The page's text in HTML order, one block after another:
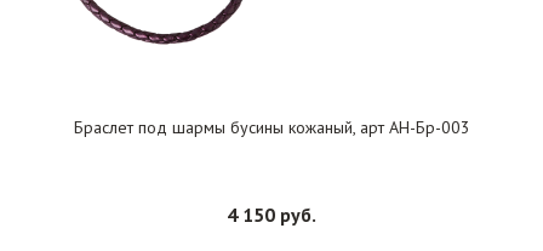
Браслет под шармы бусины кожаный, арт АН-Бр-003
4 150 руб.